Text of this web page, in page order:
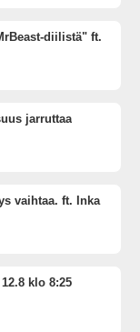
diilistä" ft.
jarruttaa
vaihtaa. ft. Inka
klo 8:25